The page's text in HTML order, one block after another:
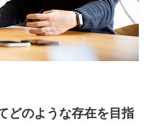
どのような存在を目指